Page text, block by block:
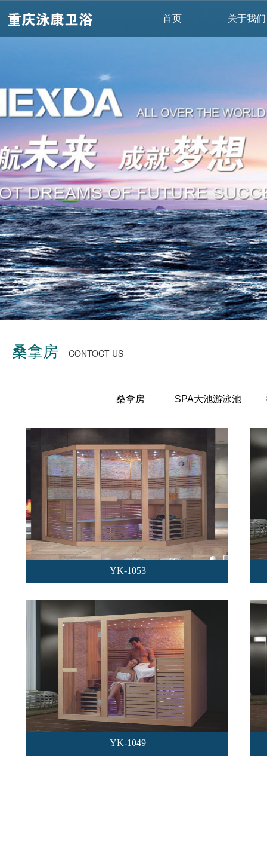
桑拿房 CONTOCT US
桑拿房 SPA大池游泳池
YK-1053
YK-1049
首页 关于我们